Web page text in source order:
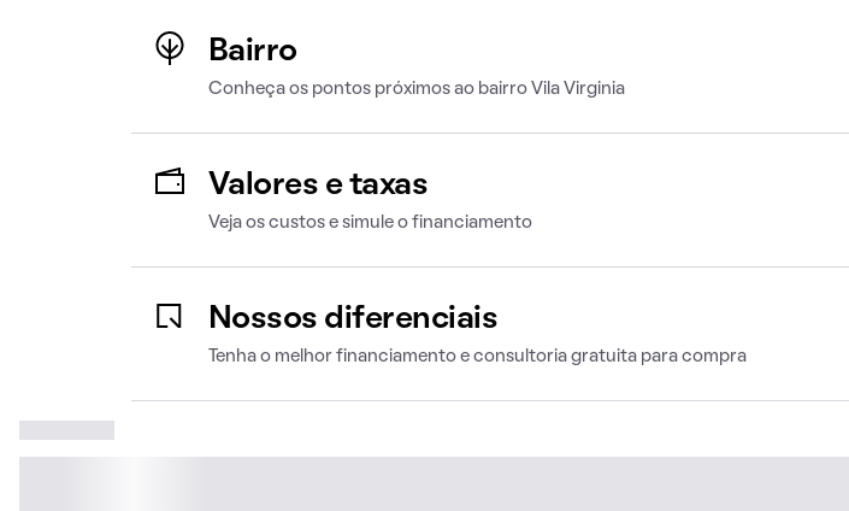
Bairro
Conheça os pontos próximos ao bairro Vila Virginia
Valores e taxas
Veja os custos e simule o financiamento
Nossos diferenciais
Tenha o melhor financiamento e consultoria gratuita para compra